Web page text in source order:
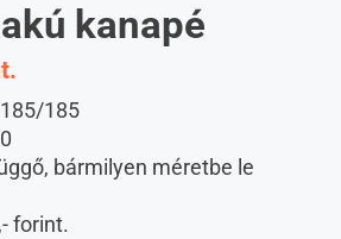
kanapé
185
bármilyen méretbe le
forint.